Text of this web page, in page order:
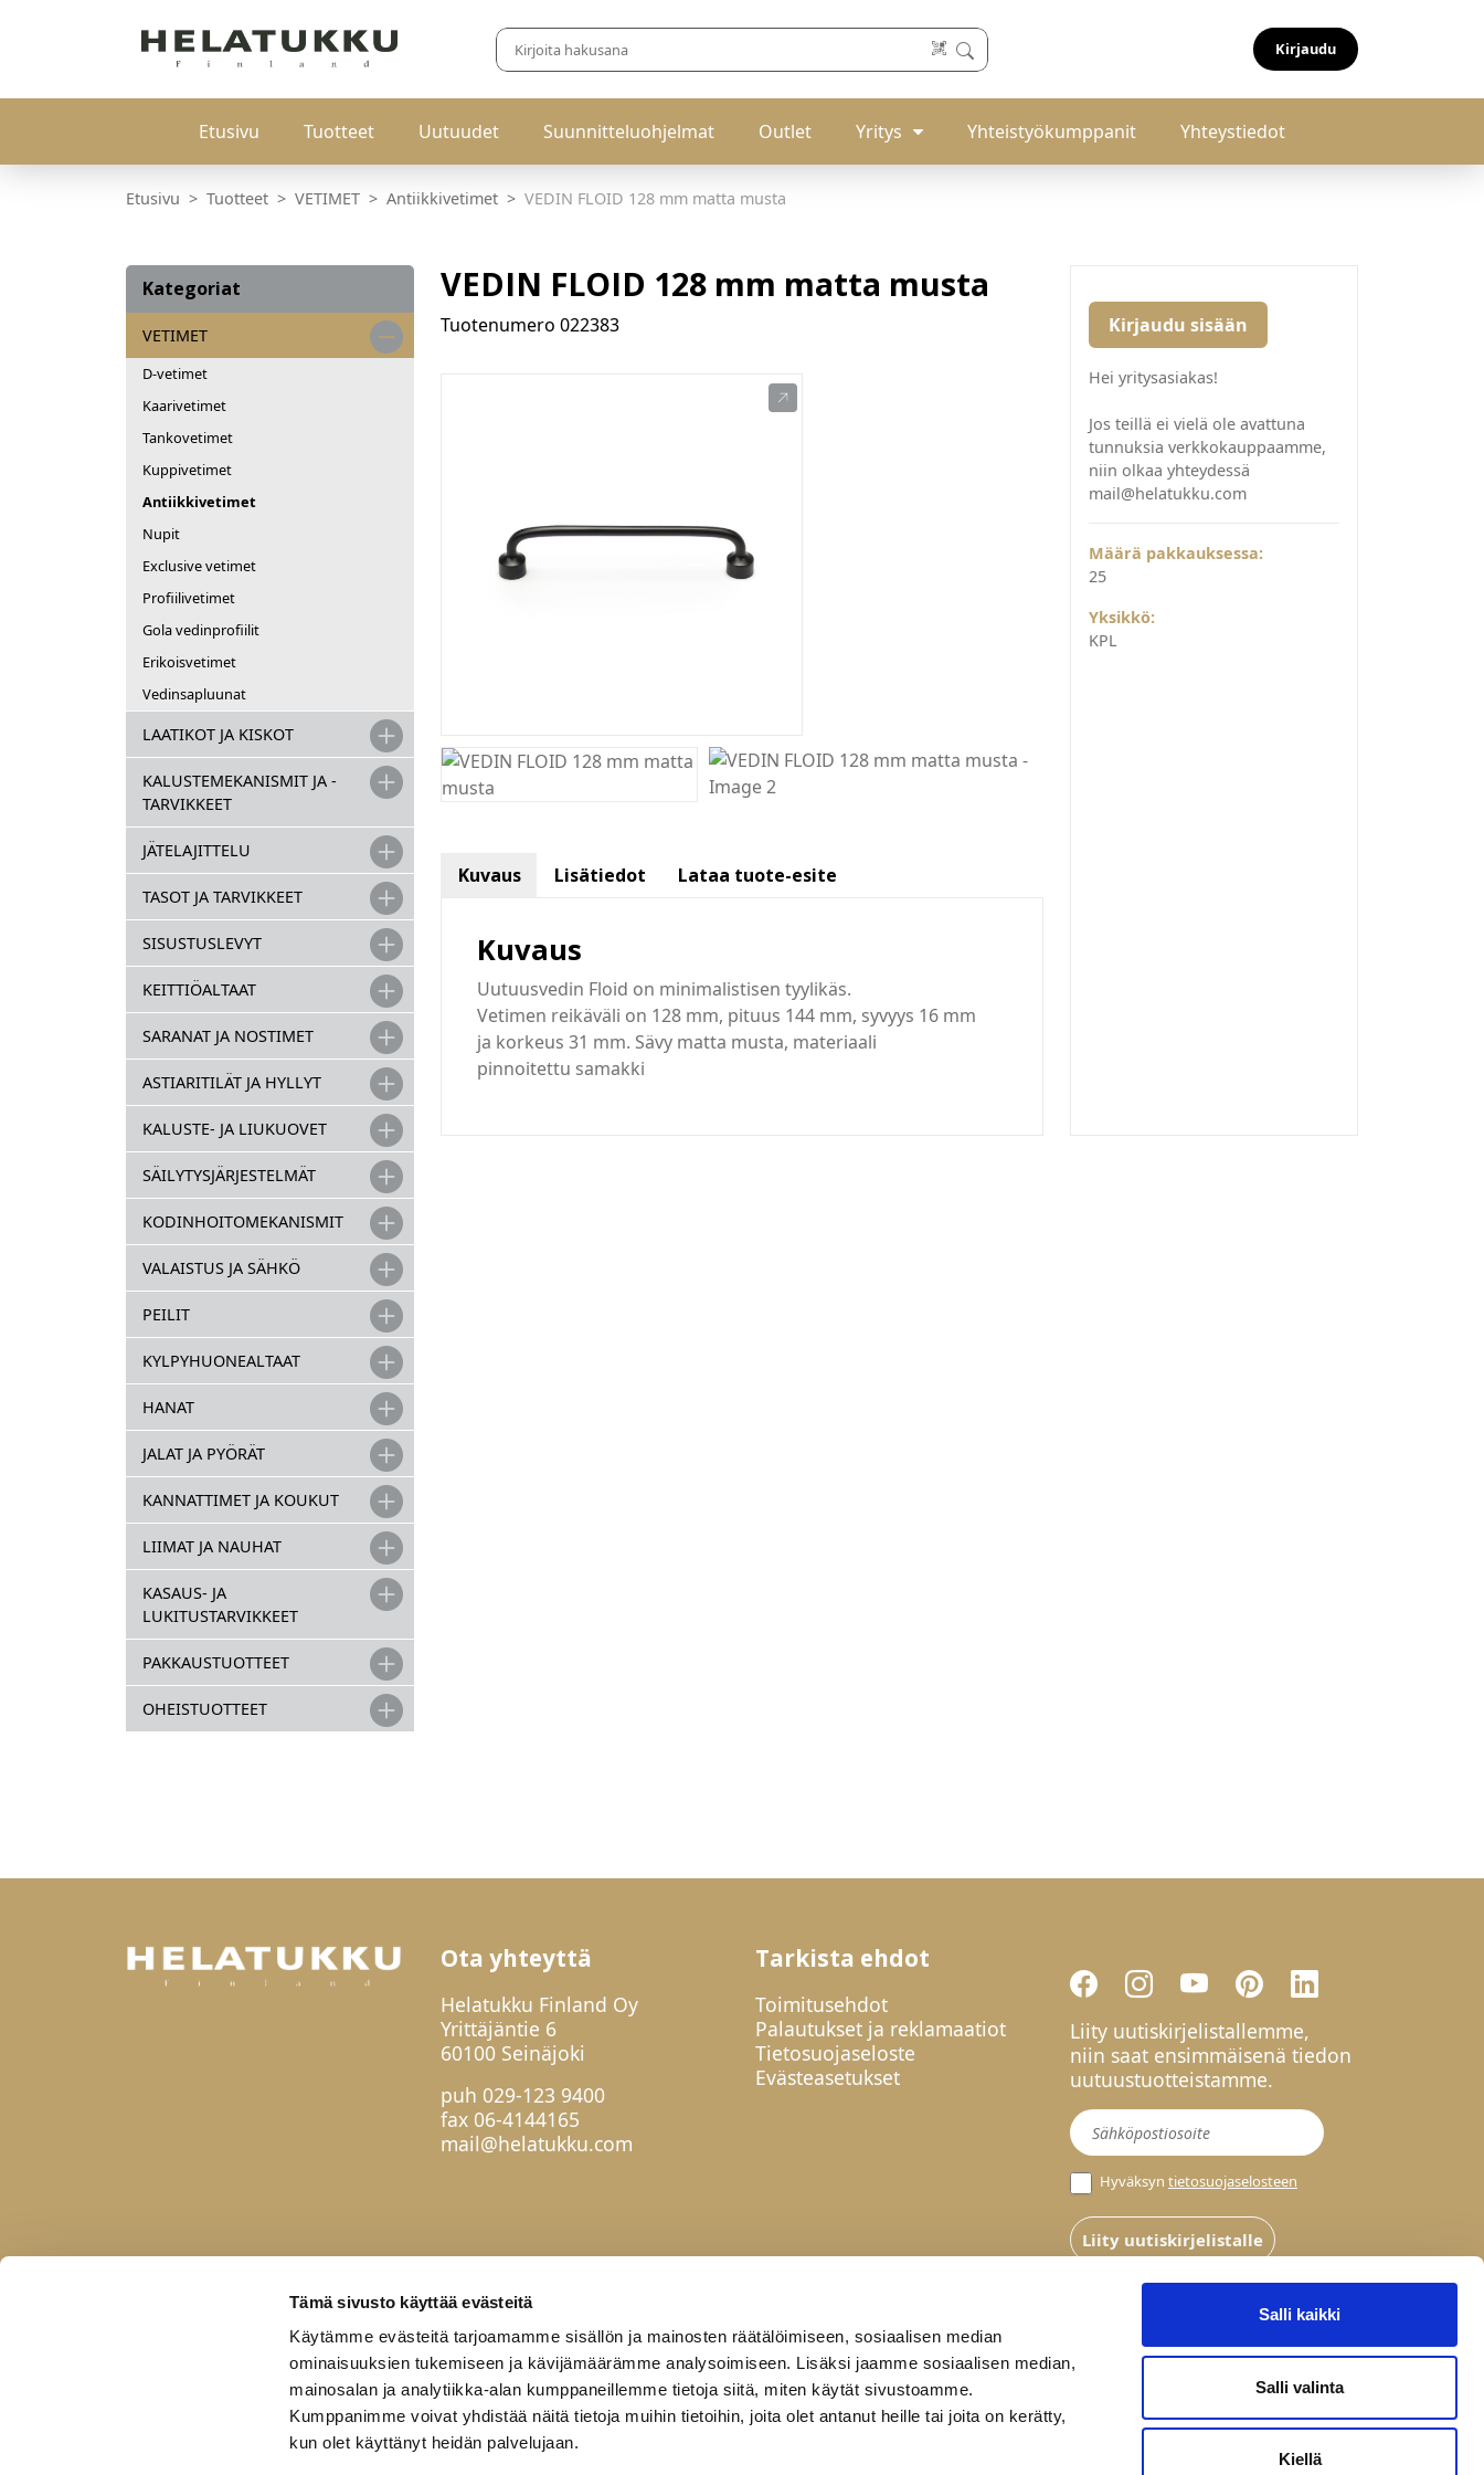
Tämä sivusto käyttää evästeitä
Käytämme evästeitä tarjoamamme sisällön ja mainosten räätälöimiseen, sosiaalisen median
ominaisuuksien tukemiseen ja kävijämäärämme analysoimiseen. Lisäksi jaamme sosiaalisen median,
mainosalan ja analytiikka-alan kumppaneillemme tietoja siitä, miten käytät sivustoamme.
Kumppanimme voivat yhdistää näitä tietoja muihin tietoihin, joita olet antanut heille tai joita on kerätty,
kun olet käyttänyt heidän palvelujaan.
Salli kaikki
Salli valinta
Kiellä
Kirjaudu
Etusivu Tuotteet Uutuudet Suunnitteluohjelmat Outlet Yritys Yhteistyökumppanit Yhteystiedot
Etusivu Tuotteet VETIMET Antiikkivetimet VEDIN FLOID 128 mm matta musta
Kategoriat
VETIMET
D-vetimet
Kaarivetimet
Tankovetimet
Kuppivetimet
Antiikkivetimet
Nupit
Exclusive vetimet
Profiilivetimet
Gola vedinprofiilit
Erikoisvetimet
Vedinsapluunat
LAATIKOT JA KISKOT
KALUSTEMEKANISMIT JA -
TARVIKKEET
JÄTELAJITTELU
TASOT JA TARVIKKEET
SISUSTUSLEVYT
KEITTIÖALTAAT
SARANAT JA NOSTIMET
ASTIARITILÄT JA HYLLYT
KALUSTE- JA LIUKUOVET
SÄILYTYSJÄRJESTELMÄT
KODINHOITOMEKANISMIT
VALAISTUS JA SÄHKÖ
PEILIT
KYLPYHUONEALTAAT
HANAT
JALAT JA PYÖRÄT
KANNATTIMET JA KOUKUT
LIIMAT JA NAUHAT
KASAUS- JA
LUKITUSTARVIKKEET
PAKKAUSTUOTTEET
OHEISTUOTTEET
VEDIN FLOID 128 mm matta musta
Tuotenumero 022383
Kuvaus Lisätiedot Lataa tuote-esite
Kuvaus
Uutuusvedin Floid on minimalistisen tyylikäs.
Vetimen reikäväli on 128 mm, pituus 144 mm, syvyys 16 mm
ja korkeus 31 mm. Sävy matta musta, materiaali
pinnoitettu samakki
Kirjaudu sisään
Hei yritysasiakas!
Jos teillä ei vielä ole avattuna
tunnuksia verkkokauppaamme,
niin olkaa yhteydessä
mail@helatukku.com
Määrä pakkauksessa:
25
Yksikkö:
KPL
Ota yhteyttä
Helatukku Finland Oy
Yrittäjäntie 6
60100 Seinäjoki
puh 029-123 9400
fax 06-4144165
mail@helatukku.com
Tarkista ehdot
Toimitusehdot
Palautukset ja reklamaatiot
Tietosuojaseloste
Evästeasetukset
Liity uutiskirjelistallemme,
niin saat ensimmäisenä tiedon
uutuustuotteistamme.
Uutiskirje
Hyväksyn tietosuojaselosteen
Liity uutiskirjelistalle
Uutuudet Yhteistyökumppanit